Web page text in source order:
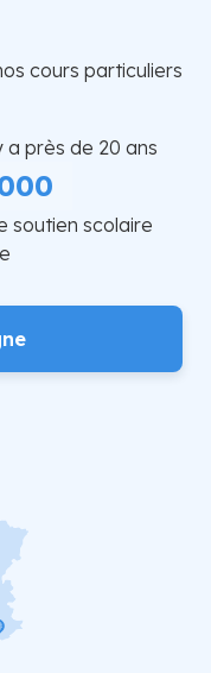
cours particuliers
près de 20 ans
soutien scolaire